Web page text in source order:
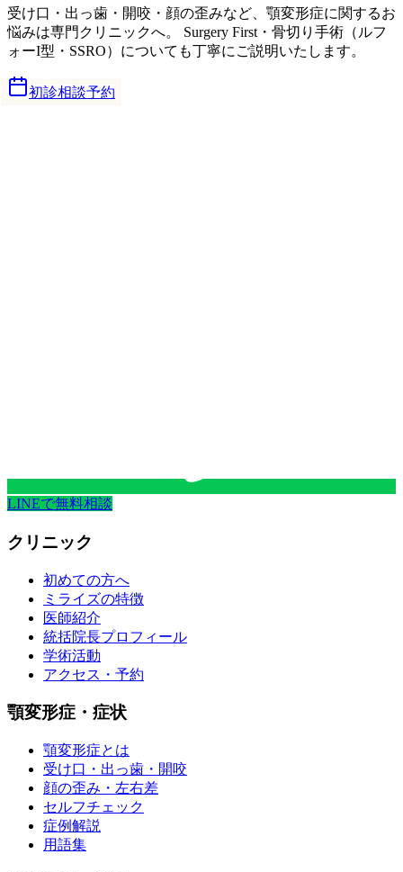
受け口・出っ歯・開咬・顔の歪みなど、顎変形症に関するお
悩みは専門クリニックへ。 Surgery First・骨切り手術（ルフ
ォーI型・SSRO）についても丁寧にご説明いたします。
初診相談予約
LINEで無料相談
クリニック
初めての方へ
ミライズの特徴
医師紹介
統括院長プロフィール
学術活動
アクセス・予約
顎変形症・症状
顎変形症とは
受け口・出っ歯・開咬
顔の歪み・左右差
セルフチェック
症例解説
用語集